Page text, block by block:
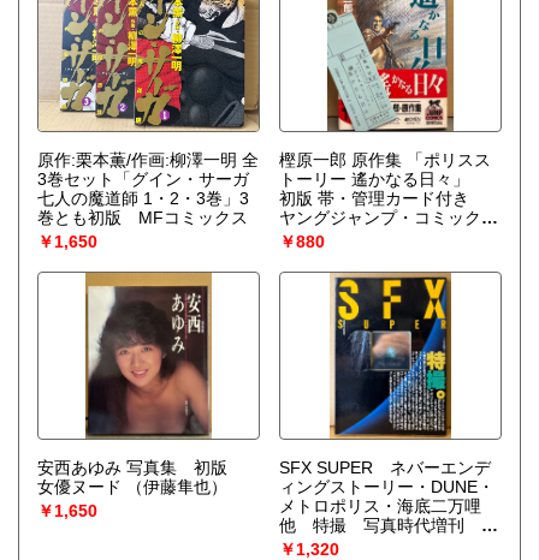
原作:栗本薫/作画:柳澤一明 全
3巻セット「グイン・サーガ
七人の魔道師 1・2・3巻」3
巻とも初版 MFコミックス
￥1,650
樫原一郎 原作集 「ポリスス
トーリー 遙かなる日々」
初版 帯・管理カード付き
ヤングジャンプ・コミック
ス・スペシャル
￥880
安西あゆみ 写真集 初版
女優ヌード
（伊藤隼也）
￥1,650
SFX SUPER ネバーエンデ
ィングストーリー・DUNE・
メトロポリス・海底二万哩
他 特撮 写真時代増刊
1985年4月15日
￥1,320